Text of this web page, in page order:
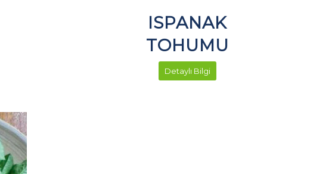
ISPANAK
TOHUMU
Detaylı Bilgi